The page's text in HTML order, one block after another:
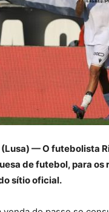
(Lusa) — O futebolista
de futebol, para
sítio oficial.